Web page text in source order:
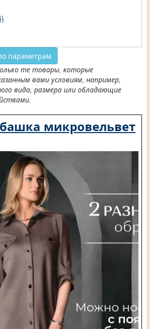
параметрам
те товары, которые
вами условиям, например,
вида, размера или обладающие
микровельвет